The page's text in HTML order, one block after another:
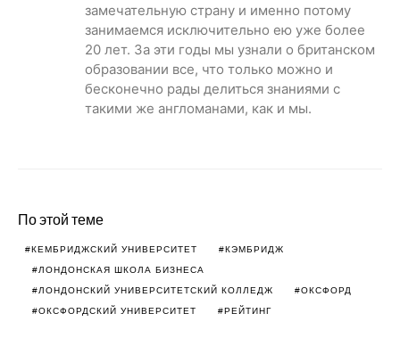
замечательную страну и именно потому
занимаемся исключительно ею уже более
20 лет. За эти годы мы узнали о британском
образовании все, что только можно и
бесконечно рады делиться знаниями с
такими же англоманами, как и мы.
По этой теме
КЕМБРИДЖСКИЙ УНИВЕРСИТЕТ КЭМБРИДЖ
ЛОНДОНСКАЯ ШКОЛА БИЗНЕСА
ЛОНДОНСКИЙ УНИВЕРСИТЕТСКИЙ КОЛЛЕДЖ ОКСФОРД
ОКСФОРДСКИЙ УНИВЕРСИТЕТ РЕЙТИНГ